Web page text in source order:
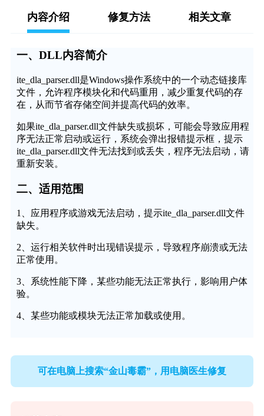
内容介绍 修复方法 相关文章
一、DLL内容简介
ite_dla_parser.dll是Windows操作系统中的一个动态链接库
文件，允许程序模块化和代码重用，减少重复代码的存
在，从而节省存储空间并提高代码的效率。
如果ite_dla_parser.dll文件缺失或损坏，可能会导致应用程
序无法正常启动或运行，系统会弹出报错提示框，提示
ite_dla_parser.dll文件无法找到或丢失，程序无法启动，请
重新安装。
二、适用范围
1、应用程序或游戏无法启动，提示ite_dla_parser.dll文件
缺失。
2、运行相关软件时出现错误提示，导致程序崩溃或无法
正常使用。
3、系统性能下降，某些功能无法正常执行，影响用户体
验。
4、某些功能或模块无法正常加载或使用。
可在电脑上搜索“金山毒霸”，用电脑医生修复